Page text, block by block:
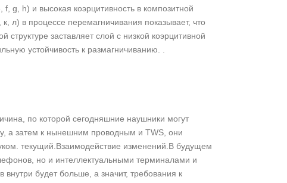
g, h) и высокая коэрцитивность в композитной
л) в процессе перемагничивания показывает, что
структуре заставляет слой с низкой коэрцитивной
устойчивость к размагничиванию. .
по которой сегодняшние наушники могут
а затем к нынешним проводным и TWS, они
текущий.Взаимодействие изменений.В будущем
но и интеллектуальными терминалами и
будет больше, а значит, требования к